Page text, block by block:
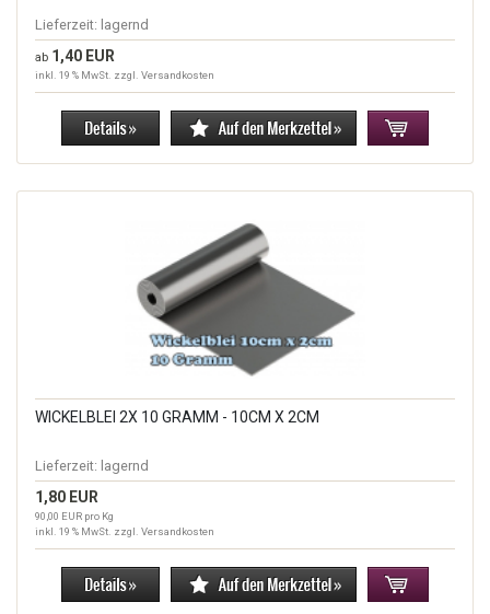
Lieferzeit: lagernd
ab 1,40 EUR
inkl. 19 % MwSt. zzgl. Versandkosten
WICKELBLEI 2X 10 GRAMM - 10CM X 2CM
Lieferzeit: lagernd
1,80 EUR
90,00 EUR pro Kg
inkl. 19 % MwSt. zzgl. Versandkosten